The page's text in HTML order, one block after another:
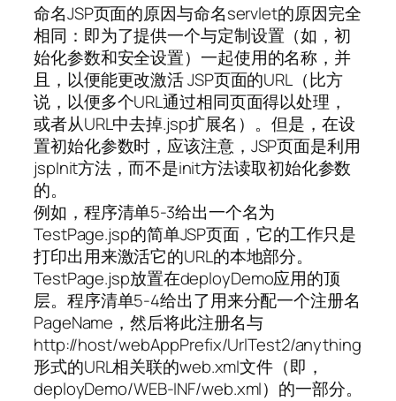
命名JSP页面的原因与命名servlet的原因完全
相同：即为了提供一个与定制设置（如，初
始化参数和安全设置）一起使用的名称，并
且，以便能更改激活 JSP页面的URL（比方
说，以便多个URL通过相同页面得以处理，
或者从URL中去掉.jsp扩展名）。但是，在设
置初始化参数时，应该注意，JSP页面是利用
jspInit方法，而不是init方法读取初始化参数
的。
例如，程序清单5-3给出一个名为
TestPage.jsp的简单JSP页面，它的工作只是
打印出用来激活它的URL的本地部分。
TestPage.jsp放置在deployDemo应用的顶
层。程序清单5-4给出了用来分配一个注册名
PageName，然后将此注册名与
http://host/webAppPrefix/UrlTest2/anything
形式的URL相关联的web.xml文件（即，
deployDemo/WEB-INF/web.xml）的一部分。